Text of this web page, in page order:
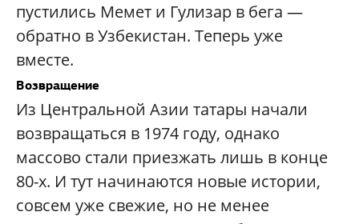
пустились Мемет и Гулизар в бега —
обратно в Узбекистан. Теперь уже
вместе.
Возвращение
Из Центральной Азии татары начали
возвращаться в 1974 году, однако
массово стали приезжать лишь в конце
80-х. И тут начинаются новые истории,
совсем уже свежие, но не менее